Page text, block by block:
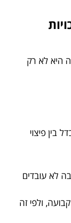
היא לא רק
בין פיצוי
לא עובדים
ולפי זה